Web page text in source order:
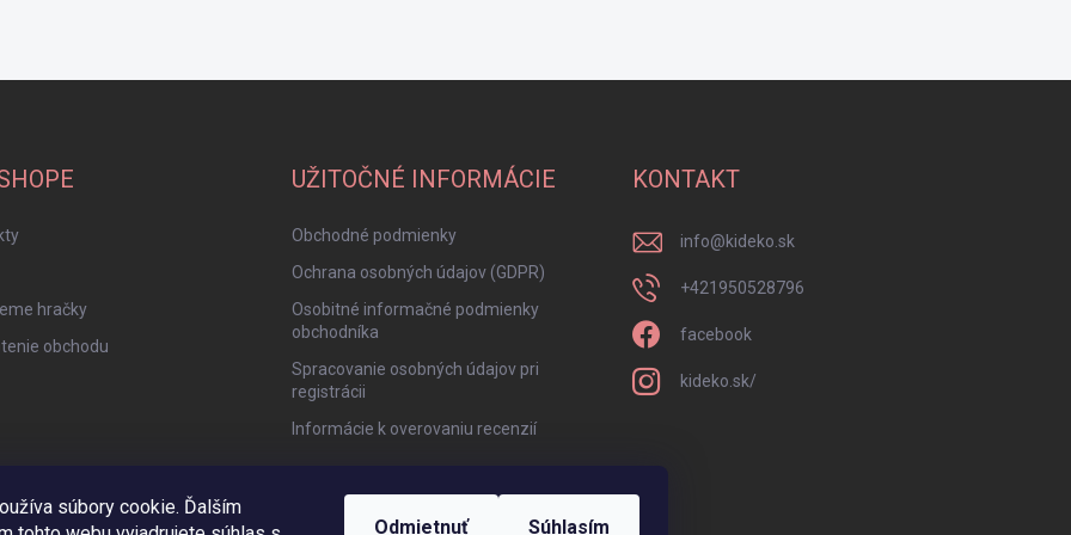
súbory cookie. Ďalším
Odmietnuť Súhlasím
hračky
obchodu
UŽITOČNÉ INFORMÁCIE
Obchodné podmienky
Ochrana osobných údajov (GDPR)
Osobitné informačné podmienky
obchodníka
Spracovanie osobných údajov pri
registrácii
Informácie k overovaniu recenzií
KONTAKT
info@kideko.sk
+421950528796
facebook
kideko.sk/